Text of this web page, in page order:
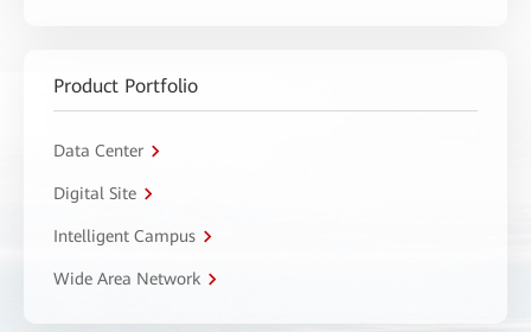
Product Portfolio
Data Center
Digital Site
Intelligent Campus
Wide Area Network